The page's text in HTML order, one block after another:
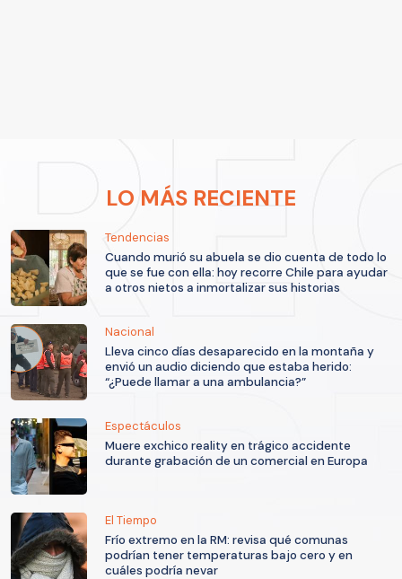
LO MÁS RECIENTE
Tendencias
Cuando murió su abuela se dio cuenta de todo lo
que se fue con ella: hoy recorre Chile para ayudar
a otros nietos a inmortalizar sus historias
Nacional
Lleva cinco días desaparecido en la montaña y
envió un audio diciendo que estaba herido:
“¿Puede llamar a una ambulancia?”
Espectáculos
Muere exchico reality en trágico accidente
durante grabación de un comercial en Europa
El Tiempo
Frío extremo en la RM: revisa qué comunas
podrían tener temperaturas bajo cero y en
cuáles podría nevar